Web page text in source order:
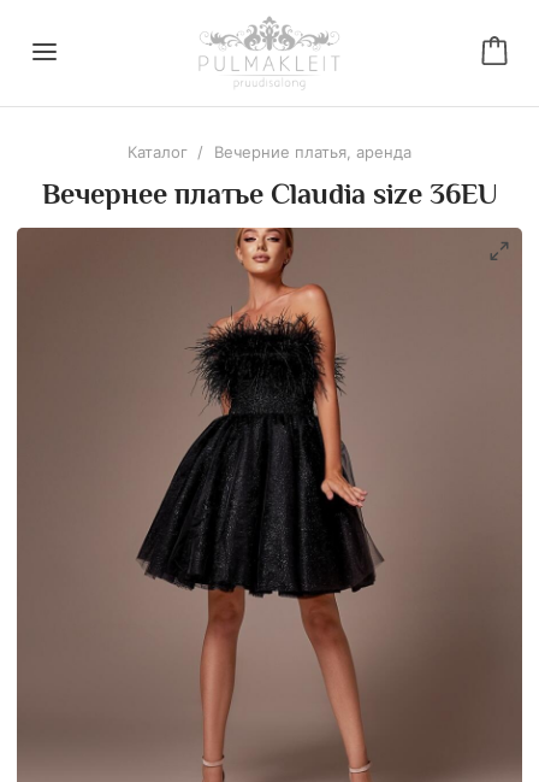
Каталог / Вечерние платья, аренда
Вечернее платье Claudia size 36EU